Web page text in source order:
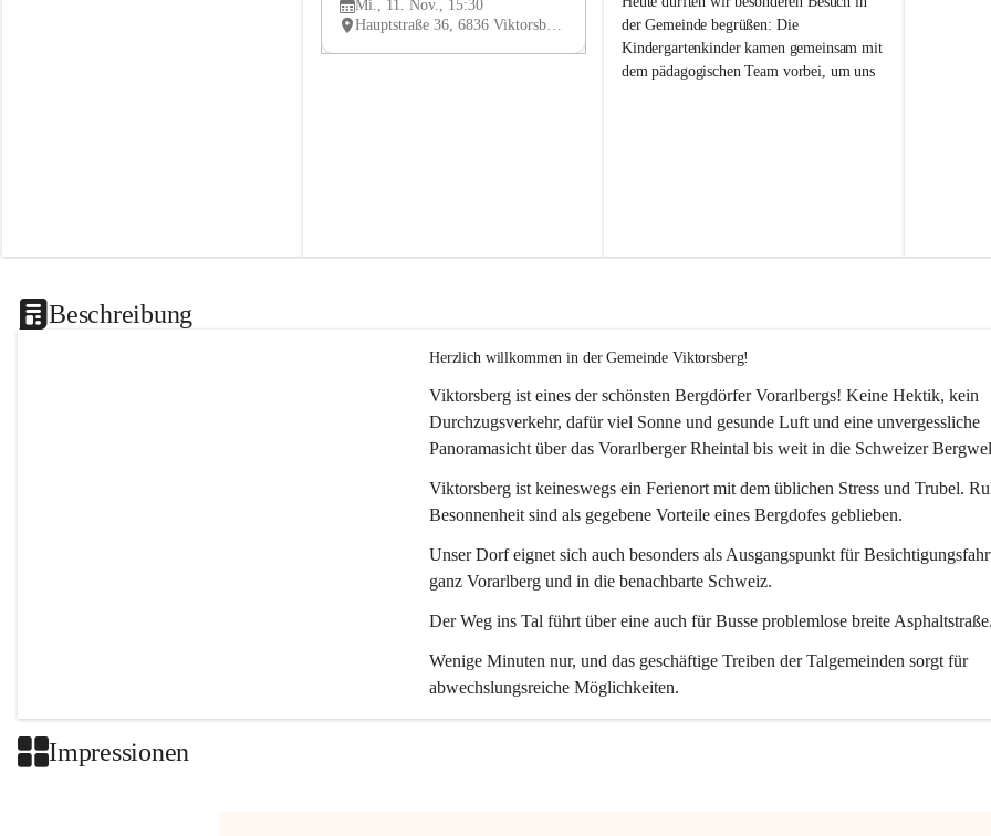
V
Mi., 11. Nov., 15:30
Hauptstraße 36, 6836 Viktorsberg, AUT
t
o
r
s
der Gemeinde begrüßen: Die
Kindergartenkinder kamen gemeinsam mit
dem pädagogischen Team vorbei, um uns
Beschreibung
Herzlich willkommen in der Gemeinde Viktorsberg!
Viktorsberg ist eines der schönsten Bergdörfer Vorarlbergs! Keine Hektik, kein
Durchzugsverkehr, dafür viel Sonne und gesunde Luft und eine unvergessliche
Panoramasicht über das Vorarlberger Rheintal bis weit in die Schweizer
Viktorsberg ist keineswegs ein Ferienort mit dem üblichen Stress und Trubel.
Besonnenheit sind als gegebene Vorteile eines Bergdofes geblieben.
Unser Dorf eignet sich auch besonders als Ausgangspunkt für
ganz Vorarlberg und in die benachbarte Schweiz.
Der Weg ins Tal führt über eine auch für Busse problemlose breite
Wenige Minuten nur, und das geschäftige Treiben der Talgemeinden sorgt für
abwechslungsreiche Möglichkeiten.
Impressionen